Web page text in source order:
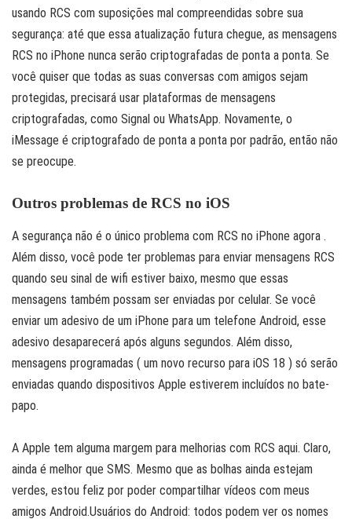
usando RCS com suposições mal compreendidas sobre sua
segurança: até que essa atualização futura chegue, as mensagens
RCS no iPhone nunca serão criptografadas de ponta a ponta. Se
você quiser que todas as suas conversas com amigos sejam
protegidas, precisará usar plataformas de mensagens
criptografadas, como Signal ou WhatsApp. Novamente, o
iMessage é criptografado de ponta a ponta por padrão, então não
se preocupe.
Outros problemas de RCS no iOS
A segurança não é o único problema com RCS no iPhone agora .
Além disso, você pode ter problemas para enviar mensagens RCS
quando seu sinal de wifi estiver baixo, mesmo que essas
mensagens também possam ser enviadas por celular. Se você
enviar um adesivo de um iPhone para um telefone Android, esse
adesivo desaparecerá após alguns segundos. Além disso,
mensagens programadas ( um novo recurso para iOS 18 ) só serão
enviadas quando dispositivos Apple estiverem incluídos no bate-
papo.
A Apple tem alguma margem para melhorias com RCS aqui. Claro,
ainda é melhor que SMS. Mesmo que as bolhas ainda estejam
verdes, estou feliz por poder compartilhar vídeos com meus
amigos Android.Usuários do Android: todos podem ver os nomes